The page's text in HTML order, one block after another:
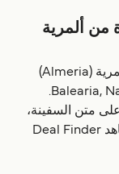
ألمرية
مع Balearia, Naviera Armas & Grandi Navi Veloci.
متن السفينة،
لكن من الأفضل التحقق من السياسات. شاهد Deal Finder